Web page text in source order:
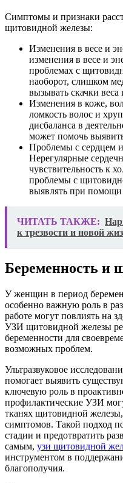
Симптомы и признаки
щитовидной железы:
Изменения в весе и
изменения в весе и
проблемах с
наоборот, слишком
вызывать скачки
Изменения в коже,
ломкость волос и
дисбаланса в
может помочь
Проблемы с сердцем
Нерегулярные
чувствительность к
проблемы с
выявлять при
ЧИТАТЬ ТАКЖЕ:
к трезвости и новой
Беременность и
У женщин в период
особенно важную роль в
работе могут повлиять на
УЗИ щитовидной железы
беременности для
возможных проблем.
Ультразвуковое
помогает выявить
ключевую роль в
профилактические УЗИ
тканях щитовидной
симптомов. Такой подход
стадии и предотвратить
самым, узи щитовидной
инструментом в
благополучия.